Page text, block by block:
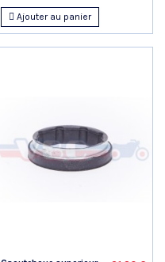
Ajouter au panier